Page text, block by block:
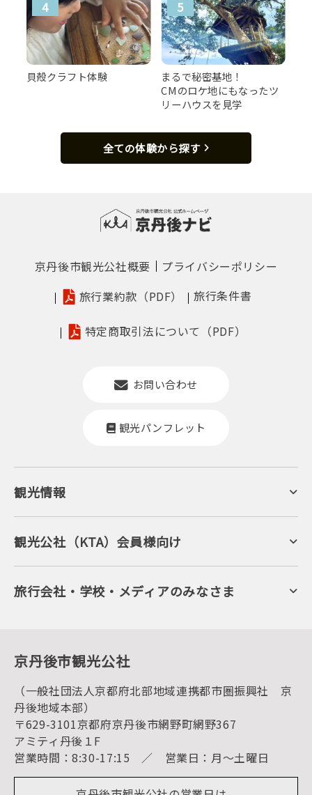
貝殻クラフト体験
まるで秘密基地！
CMのロケ地にもなったツ
リーハウスを見学
全ての体験から探す
京丹後市観光公社概要
プライバシーポリシー
旅行業約款（PDF）
旅行条件書
特定商取引法について（PDF）
お問い合わせ
観光パンフレット
観光情報
京丹後について
ジオパークの絶景
キャンプ・グランピング
自然景観
旬の食
フルーツ
美術館・資料館
観光
海水浴
キャンプ
お宿探し
宿泊・日帰り予約（空室検索）
予約照会・予約キャンセル
宿泊施設一覧（お宿比較ページ）
アクセス
お知らせ
イベント情報
デジタル観光パンフレット
観光公社（KTA）会員様向け
KTA会員コミュニティ
会員向けサービス
KTAニュースレター
会員加入・会員情報（会員規程）
旅行会社・学校・メディアのみなさま
プレスリリース
京丹後市観光公社
（一般社団法人京都府北部地域連携都市圏振興社 京
丹後地域本部）
〒629-3101京都府京丹後市網野町網野367
アミティ丹後１F
営業時間：8:30-17:15 ／ 営業日：月～土曜日